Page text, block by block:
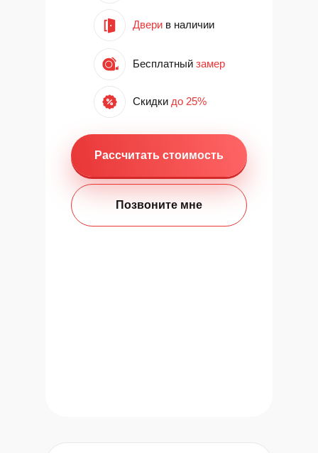
Скидки до 25%
Двери в наличии
Бесплатный замер
Рассчитать стоимость
Позвоните мне